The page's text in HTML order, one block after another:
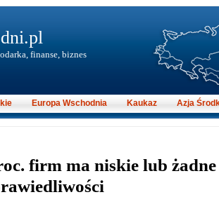
firm ma niskie lub
finanse, biznes
Europa Wschodnia Kaukaz Azja